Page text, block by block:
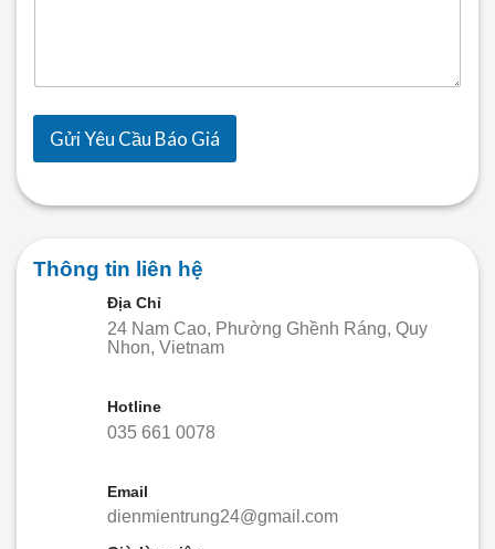
Gửi Yêu Cầu Báo Giá
Thông tin liên hệ
Địa Chỉ
24 Nam Cao, Phường Ghềnh Ráng, Quy
Nhon, Vietnam
Hotline
035 661 0078
Email
dienmientrung24@gmail.com